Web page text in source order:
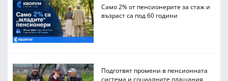
Само 2% от пенсионерите за стаж и
възраст са под 60 години
Подготвят промени в пенсионната
система и социалните плащания